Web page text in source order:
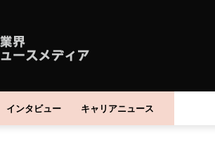
インタビュー キャリアニュース